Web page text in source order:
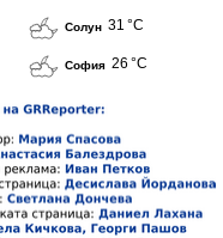
Солун 31 °C
София 26 °C